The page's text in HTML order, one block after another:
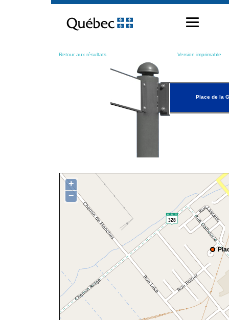
contenu
Retour aux résultats Version imprimable
Place de la
+
−